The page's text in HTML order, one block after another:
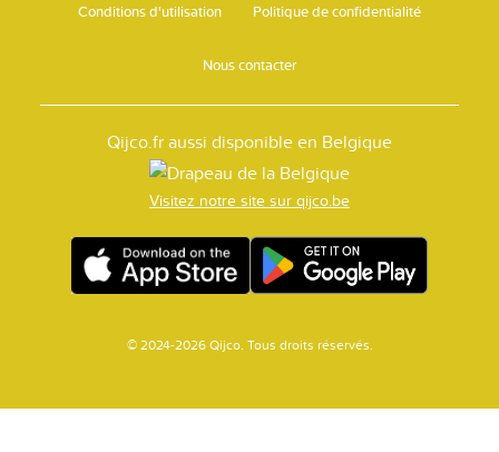
Conditions d'utilisation Politique de confidentialité
Nous contacter
Qijco.fr aussi disponible en Belgique
Visitez notre site sur qijco.be
© 2024-2026 Qijco. Tous droits réservés.